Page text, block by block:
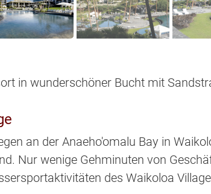
in wunderschöner Bucht mit
an der Anaeho'omalu Bay in
Nur wenige Gehminuten von
des Waikoloa